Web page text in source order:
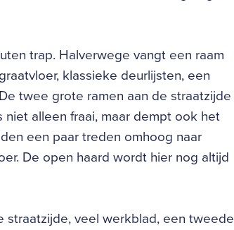
trap. Halverwege vangt een raam
klassieke deurlijsten, een
twee grote ramen aan de straatzijde
alleen fraai, maar dempt ook het
een paar treden omhoog naar
De open haard wordt hier nog altijd
straatzijde, veel werkblad, een tweede